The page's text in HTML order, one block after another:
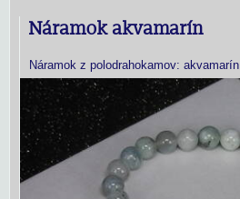
MriežkaZoznam
Tabuľka
Náramok akvamarín
Náramok z polodrahokamov: akvamarín